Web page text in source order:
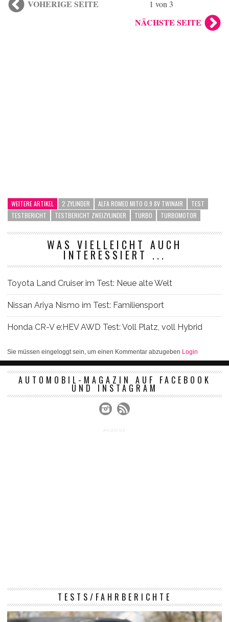
VOHERIGE SEITE 1 von 3
NÄCHSTE SEITE
WEITERE ARTIKEL 2 ZYLINDER ALFA ROMEO MITO 0.9 8V TWINAIR
TEST
TESTBERICHT
TESTBERICHT ZWEIZYLINDER TURBO TURBOMOTOR
WAS VIELLEICHT AUCH
INTERESSIERT ...
Toyota Land Cruiser im Test: Neue alte Welt
Nissan Ariya Nismo im Test: Familiensport
Honda CR-V e:HEV AWD Test: Voll Platz, voll Hybrid
Sie müssen eingeloggt sein, um einen Kommentar abzugeben Login
AUTOMOBIL-MAGAZIN AUF FACEBOOK
UND INSTAGRAM
ANZEIGE
TESTS/FAHRBERICHTE